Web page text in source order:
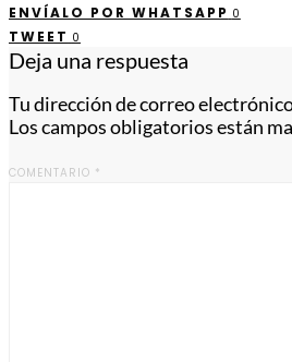
ENVÍALO POR WHATSAPP 0
TWEET 0
Deja una respuesta
Tu dirección de correo
Los campos obligatorios están
COMENTARIO *